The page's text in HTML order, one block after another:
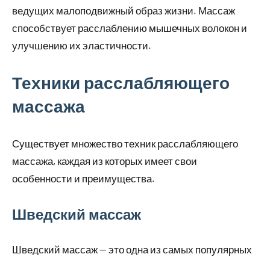
ведущих малоподвижный образ жизни. Массаж
способствует расслаблению мышечных волокон и
улучшению их эластичности.
Техники расслабляющего
массажа
Существует множество техник расслабляющего
массажа, каждая из которых имеет свои
особенности и преимущества.
Шведский массаж
Шведский массаж — это одна из самых популярных